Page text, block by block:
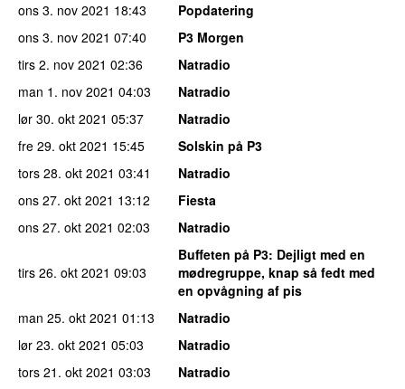
ons 3. nov 2021 18:43
Popdatering
ons 3. nov 2021 07:40
P3 Morgen
tirs 2. nov 2021 02:36
Natradio
man 1. nov 2021 04:03
Natradio
lør 30. okt 2021 05:37
Natradio
fre 29. okt 2021 15:45
Solskin på P3
tors 28. okt 2021 03:41
Natradio
ons 27. okt 2021 13:12
Fiesta
ons 27. okt 2021 02:03 Natradio
tirs 26. okt 2021 09:03
Buffeten på P3: Dejligt med en
mødregruppe, knap så fedt med
en opvågning af pis
man 25. okt 2021 01:13
Natradio
lør 23. okt 2021 05:03
Natradio
tors 21. okt 2021 03:03
Natradio